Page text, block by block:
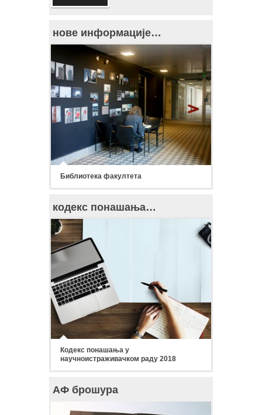
нове информације…
Библиотека факултета
кодекс понашања…
Кодекс понашања у
научноистраживачком раду 2018
АФ брошура